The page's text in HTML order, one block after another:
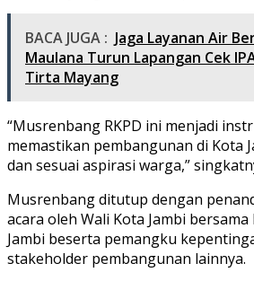
BACA JUGA : Jaga Layanan Air
Maulana Turun Lapangan Cek
Tirta Mayang
“Musrenbang RKPD ini menjadi
memastikan pembangunan di Kota
dan sesuai aspirasi warga,”
Musrenbang ditutup dengan
acara oleh Wali Kota Jambi bersama
Jambi beserta pemangku
stakeholder pembangunan lainnya.